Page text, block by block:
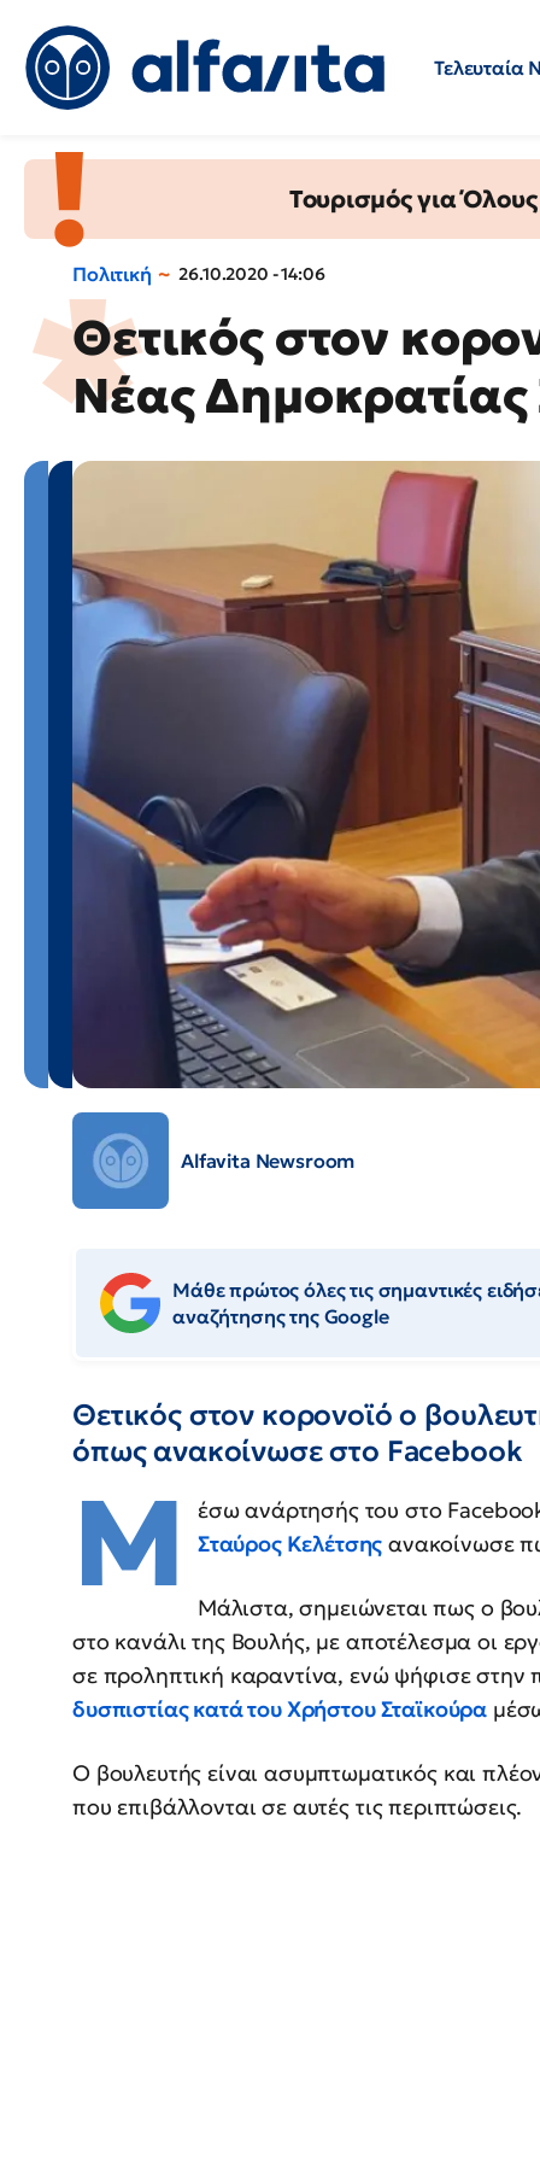
Τελευταία
Τουρισμός για
Πολιτική 26.10.2020 - 14:06
Θετικός στον
Νέας Δημοκρατίας
Alfavita Newsroom
Μάθε πρώτος όλες τις σημαντικές
αναζήτησης της Google
Θετικός στον κορονοϊό ο
όπως ανακοίνωσε στο Facebook
Μ
έσω ανάρτησής του στο
Σταύρος Κελέτσης ανακοίνωσε
Μάλιστα, σημειώνεται πως ο
στο κανάλι της Βουλής, με αποτέλεσμα οι
σε προληπτική καραντίνα, ενώ ψήφισε
δυσπιστίας κατά του Χρήστου Σταϊκούρα
Ο βουλευτής είναι ασυμπτωματικός και
που επιβάλλονται σε αυτές τις περιπτώσεις.